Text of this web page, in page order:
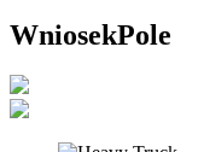
WniosekPole